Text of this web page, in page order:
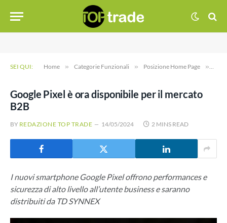
SEI QUI: Home » Categorie Funzionali » Posizione Home Page »
Google Pixel è ora disponibile per il mercato
B2B
BY REDAZIONE TOP TRADE 14/05/2024 2 MINS READ
I nuovi smartphone Google Pixel offrono performances e
sicurezza di alto livello all’utente business e saranno
distribuiti da TD SYNNEX